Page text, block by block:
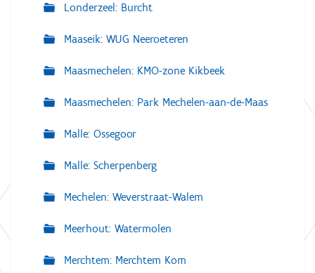
Londerzeel: Burcht
Maaseik: WUG Neeroeteren
Maasmechelen: KMO-zone Kikbeek
Maasmechelen: Park Mechelen-aan-de-Maas
Malle: Ossegoor
Malle: Scherpenberg
Mechelen: Weverstraat-Walem
Meerhout: Watermolen
Merchtem: Merchtem Kom